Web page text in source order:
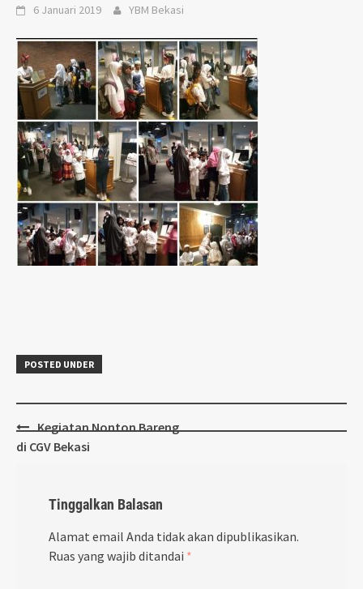
6 Januari 2019 YBM Bekasi
POSTED UNDER
Post
navigation
Kegiatan Nonton Bareng
di CGV Bekasi
Tinggalkan Balasan
Alamat email Anda tidak akan dipublikasikan.
Ruas yang wajib ditandai *